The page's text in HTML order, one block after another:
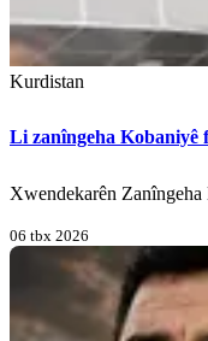
Kurdistan
Li zanîngeha Kobaniyê
Xwendekarên
06 tbx 2026